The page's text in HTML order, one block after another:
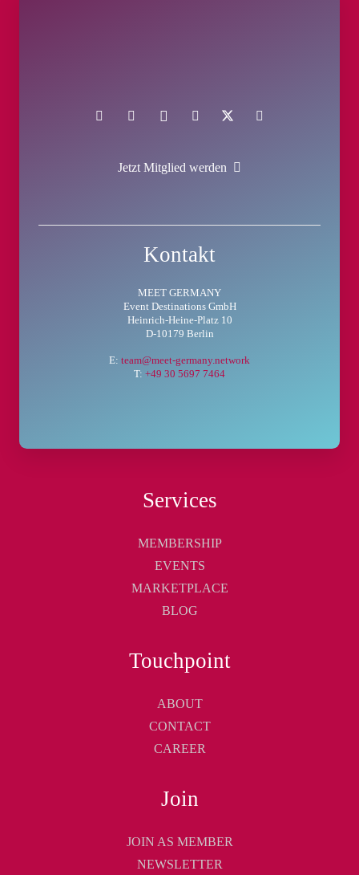
Jetzt Mitglied werden
Kontakt
MEET GERMANY
Event Destinations GmbH
Heinrich-Heine-Platz 10
D-10179 Berlin
E: team@meet-germany.network
T: +49 30 5697 7464
Services
MEMBERSHIP
EVENTS
MARKETPLACE
BLOG
Touchpoint
ABOUT
CONTACT
CAREER
Join
JOIN AS MEMBER
NEWSLETTER